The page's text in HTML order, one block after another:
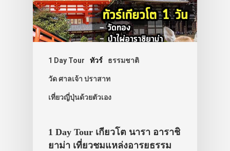
1 Day Tour ทัวร์ ธรรมชาติ
วัด ศาลเจ้า ปราสาท
เที่ยวญี่ปุ่นด้วยตัวเอง
1 Day Tour เกียวโต นารา อาราชิ
ยาม่า เที่ยวชมแหล่งอารยธรรม